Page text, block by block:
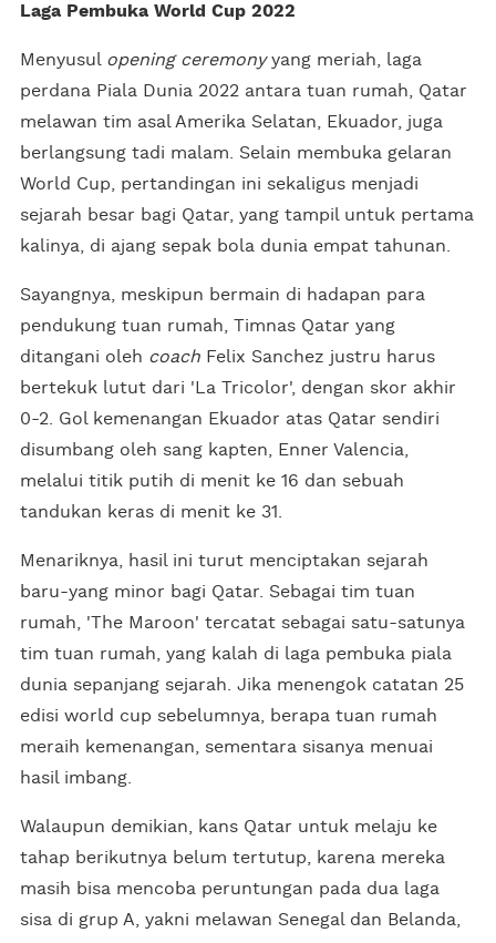
Laga Pembuka World Cup 2022
Menyusul opening ceremonyyang meriah, laga
perdana Piala Dunia 2022 antara tuan rumah, Qatar
melawan tim asal Amerika Selatan, Ekuador, juga
berlangsung tadi malam. Selain membuka gelaran
World Cup, pertandingan ini sekaligus menjadi
sejarah besar bagi Qatar, yang tampil untuk pertama
kalinya, di ajang sepak bola dunia empat tahunan.
Sayangnya, meskipun bermain di hadapan para
pendukung tuan rumah, Timnas Qatar yang
ditangani oleh coach Felix Sanchez justru harus
bertekuk lutut dari 'La Tricolor', dengan skor akhir
0-2. Gol kemenangan Ekuador atas Qatar sendiri
disumbang oleh sang kapten, Enner Valencia,
melalui titik putih di menit ke 16 dan sebuah
tandukan keras di menit ke 31.
Menariknya, hasil ini turut menciptakan sejarah
baru-yang minor bagi Qatar. Sebagai tim tuan
rumah, 'The Maroon' tercatat sebagai satu-satunya
tim tuan rumah, yang kalah di laga pembuka piala
dunia sepanjang sejarah. Jika menengok catatan 25
edisi world cup sebelumnya, berapa tuan rumah
meraih kemenangan, sementara sisanya menuai
hasil imbang.
Walaupun demikian, kans Qatar untuk melaju ke
tahap berikutnya belum tertutup, karena mereka
masih bisa mencoba peruntungan pada dua laga
sisa di grup A, yakni melawan Senegal dan Belanda,